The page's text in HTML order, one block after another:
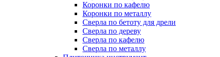
Коронки по кафелю
Коронки по металлу
Сверла по бетоту для дрели
Сверла по дереву
Сверла по кафелю
Сверла по металлу